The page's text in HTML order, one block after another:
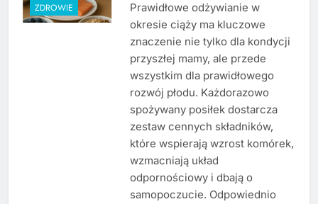
ZDROWIE
Prawidłowe odżywianie w
okresie ciąży ma kluczowe
znaczenie nie tylko dla kondycji
przyszłej mamy, ale przede
wszystkim dla prawidłowego
rozwój płodu. Każdorazowo
spożywany posiłek dostarcza
zestaw cennych składników,
które wspierają wzrost komórek,
wzmacniają układ
odpornościowy i dbają o
samopoczucie. Odpowiednio